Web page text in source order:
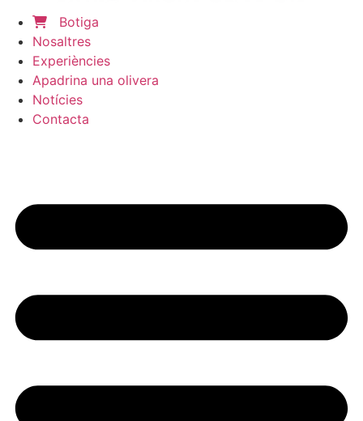
Botiga
Nosaltres
Experiències
Apadrina una olivera
Notícies
Contacta